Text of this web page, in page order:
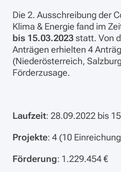
Die 2. Ausschreibung der
Klima & Energie fand im
bis 15.03.2023statt. Von
Anträgen erhielten 4
(Niederösterreich,
Förderzusage.
Laufzeit: 28.09.2022 bis
Projekte: 4 (10
Förderung: 1.229.454 €